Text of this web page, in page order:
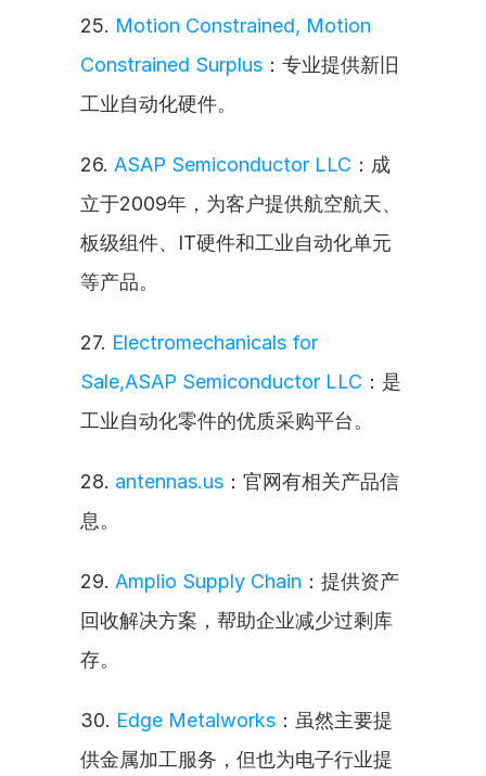
25. Motion Constrained, Motion
Constrained Surplus ：专业提供新旧
工业自动化硬件。
26. ASAP Semiconductor LLC ：成
立于2009年，为客户提供航空航天、
板级组件、IT硬件和工业自动化单元
等产品。
27. Electromechanicals for
Sale,ASAP Semiconductor LLC ：是
工业自动化零件的优质采购平台。
28. antennas.us ：官网有相关产品信
息。
29. Amplio Supply Chain ：提供资产
回收解决方案，帮助企业减少过剩库
存。
30. Edge Metalworks ：虽然主要提
供金属加工服务，但也为电子行业提